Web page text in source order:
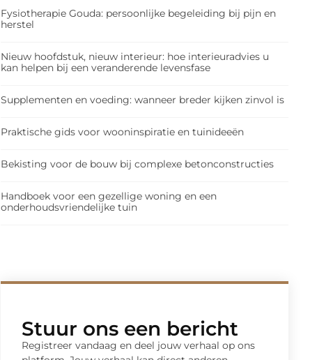
Fysiotherapie Gouda: persoonlijke begeleiding bij pijn en
herstel
Nieuw hoofdstuk, nieuw interieur: hoe interieuradvies u
kan helpen bij een veranderende levensfase
Supplementen en voeding: wanneer breder kijken zinvol is
Praktische gids voor wooninspiratie en tuinideeën
Bekisting voor de bouw bij complexe betonconstructies
Handboek voor een gezellige woning en een
onderhoudsvriendelijke tuin
Stuur ons een bericht
Registreer vandaag en deel jouw verhaal op ons